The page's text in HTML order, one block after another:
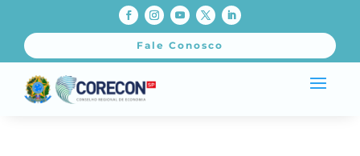
Fale Conosco